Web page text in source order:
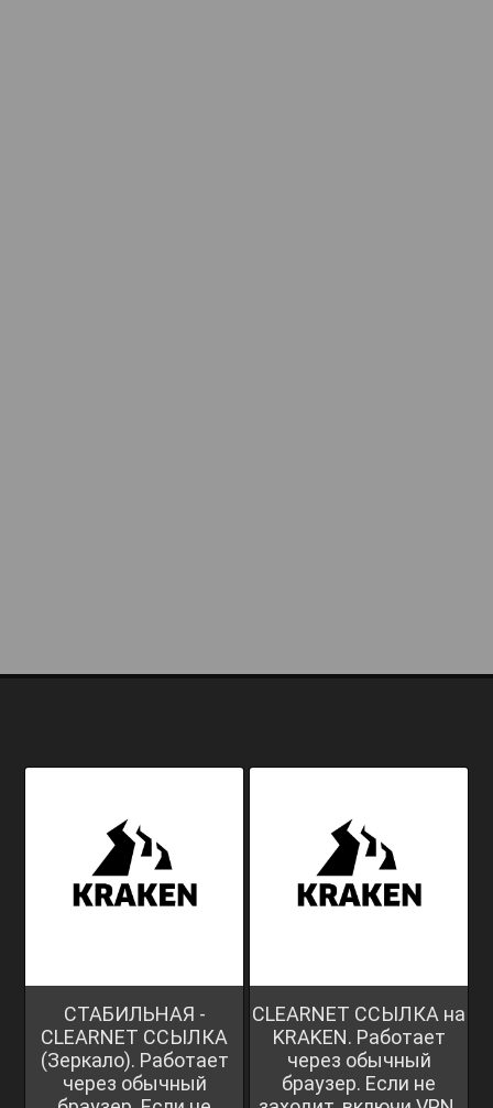
СТАБИЛЬНАЯ -
CLEARNET ССЫЛКА
(Зеркало). Работает
через обычный
CLEARNET ССЫЛКА на
KRAKEN. Работает
через обычный
браузер. Если не